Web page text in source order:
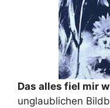
Das alles fiel mir
unglaublichen